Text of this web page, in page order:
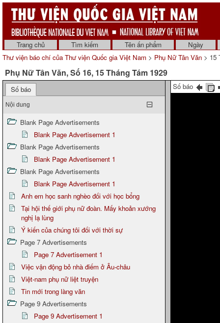
Trang chủ Tìm kiếm Tên ấn phẩm
Ngày
Thư viện báo chí của Thư viện Quốc gia Việt Nam > Phụ Nữ Tân Văn > 15
Phụ Nữ Tân Văn, Số 16, 15 Tháng Tám 1929
Số báo
Nội dung
Blank Page Advertisements
Blank Page Advertisement 1
Blank Page Advertisements
Blank Page Advertisement 1
Blank Page Advertisements
Blank Page Advertisement 1
Anh em học sanh nghèo đối với học bổng
Tại hội thế giới phụ nữ đoàn. Mấy khoản xướng
nghị lạ lùng
Ý kiến của chúng tôi đối với thời sự
Page 7 Advertisements
Page 7 Advertisement 1
Việc vận động bỏ nhà điếm ở Âu-châu
Việt-nam phụ nữ liệt truyện
Tin mới trong làng văn
Page 9 Advertisements
Page 9 Advertisement 1
Số báo